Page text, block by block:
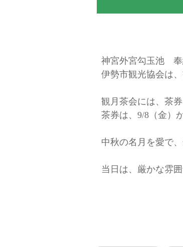
神宮外宮勾玉池 奉
伊勢市観光協会は
観月茶会には、茶
茶券は、9/8（金）
中秋の名月を愛で
当日は、厳かな雰